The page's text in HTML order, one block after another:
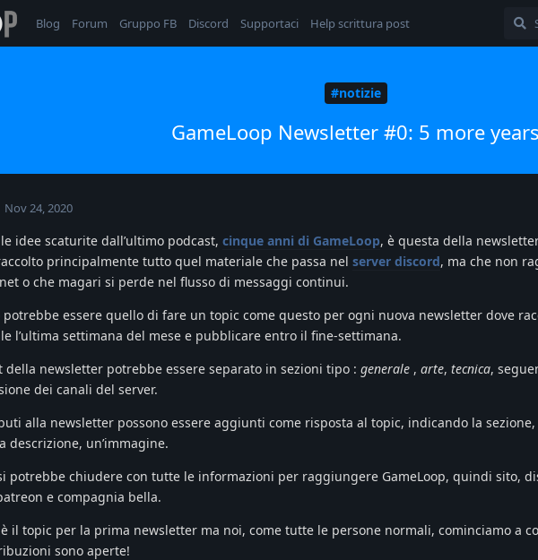
Blog Forum Gruppo FB Discord Supportaci Help scrittura post
#notizie
GameLoop Newsletter #0: 5 more
Nov 24, 2020
idee scaturite dall’ultimo podcast, cinque anni di GameLoop, è questa della
principalmente tutto quel materiale che passa nel server discord, ma che non
o che magari si perde nel flusso di messaggi continui.
essere quello di fare un topic come questo per ogni nuova newsletter dove
l’ultima settimana del mese e pubblicare entro il fine-settimana.
della newsletter potrebbe essere separato in sezioni tipo : generale , arte, tecnica,
dei canali del server.
alla newsletter possono essere aggiunti come risposta al topic, indicando la
descrizione, un’immagine.
potrebbe chiudere con tutte le informazioni per raggiungere GameLoop, quindi sito,
e compagnia bella.
il topic per la prima newsletter ma noi, come tutte le persone normali, cominciamo a
sono aperte!